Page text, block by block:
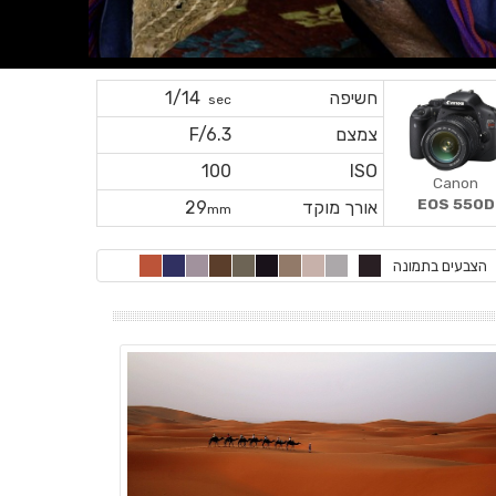
חשיפה sec
1/14
צמצם
F/6.3
ISO
100
אורך מוקד
29mm
Canon
EOS 550D
הצבעים בתמונה